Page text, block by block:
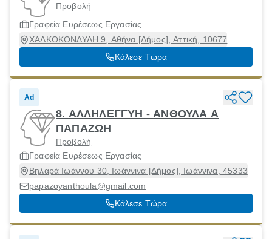
Προβολή
Γραφεία Ευρέσεως Εργασίας
ΧΑΛΚΟΚΟΝΔΥΛΗ 9, Αθήνα [Δήμος], Αττική, 10677
Κάλεσε Τώρα
Ad
8. ΑΛΛΗΛΕΓΓΥΗ - ΑΝΘΟΥΛΑ Α
ΠΑΠΑΖΩΗ
Προβολή
Γραφεία Ευρέσεως Εργασίας
Βηλαρά Ιωάννου 30, Ιωάννινα [Δήμος], Ιωάννινα, 45333
papazoyanthoula@gmail.com
Κάλεσε Τώρα